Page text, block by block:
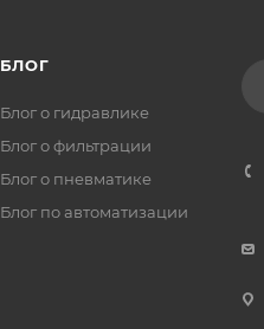
БЛОГ
Блог о гидравлике
Блог о фильтрации
Блог о пневматике
Блог по автоматизации